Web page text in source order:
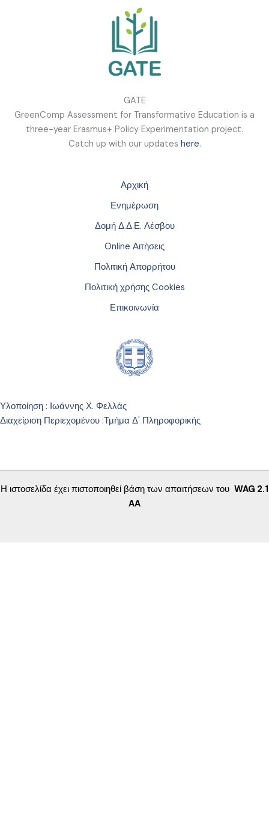
GATE
GreenComp Assessment for Transformative Education is a
three-year Erasmus+ Policy Experimentation project.
Catch up with our updates here.
Αρχική
Ενημέρωση
Δομή Δ.Δ.Ε. Λέσβου
Online Αιτήσεις
Πολιτική Απορρήτου
Πολιτική χρήσης Cookies
Επικοινωνία
Υλοποίηση : Ιωάννης Χ. Φελλάς
Διαχείριση Περιεχομένου :Τμήμα Δ' Πληροφορικής
Η ιστοσελίδα έχει πιστοποιηθεί βάση των απαιτήσεων του WAG 2.1
AA